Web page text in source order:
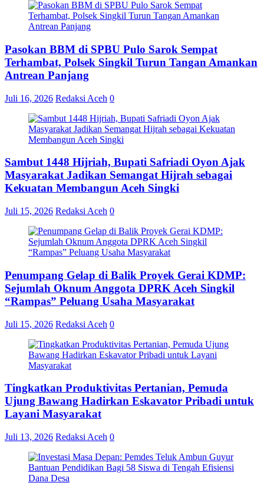
Pasokan BBM di SPBU Pulo Sarok Sempat
Terhambat, Polsek Singkil Turun Tangan Amankan
Antrean Panjang
Juli 16, 2026 Redaksi Aceh 0
Sambut 1448 Hijriah, Bupati Safriadi Oyon Ajak
Masyarakat Jadikan Semangat Hijrah sebagai
Kekuatan Membangun Aceh Singki
Juli 15, 2026 Redaksi Aceh 0
Penumpang Gelap di Balik Proyek Gerai KDMP:
Sejumlah Oknum Anggota DPRK Aceh Singkil
“Rampas” Peluang Usaha Masyarakat
Juli 15, 2026 Redaksi Aceh 0
Tingkatkan Produktivitas Pertanian, Pemuda
Ujung Bawang Hadirkan Eskavator Pribadi untuk
Layani Masyarakat
Juli 13, 2026 Redaksi Aceh 0